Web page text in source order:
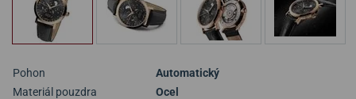
Pohon
Automatický
Materiál pouzdra
Ocel